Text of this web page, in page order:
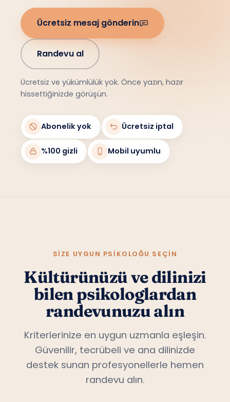
Ücretsiz mesaj gönderin
Randevu al
Ücretsiz ve yükümlülük yok. Önce yazın, hazır
hissettiğinizde görüşün.
Abonelik yok Ücretsiz iptal
%100 gizli Mobil uyumlu
SIZE UYGUN PSIKOLOĞU SEÇIN
Kültürünüzü ve dilinizi
bilen psikologlardan
randevunuzu alın
Kriterlerinize en uygun uzmanla eşleşin.
Güvenilir, tecrübeli ve ana dilinizde
destek sunan profesyonellerle hemen
randevu alın.